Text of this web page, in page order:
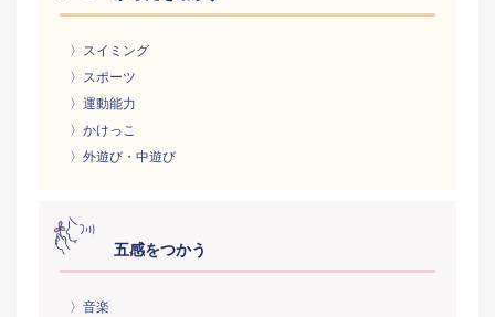
〉スイミング
〉スポーツ
〉運動能力
〉かけっこ
〉外遊び・中遊び
五感をつかう
〉音楽